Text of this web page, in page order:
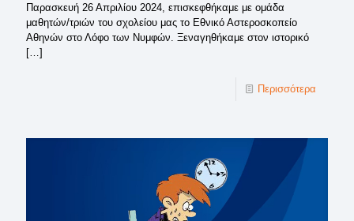
Παρασκευή 26 Απριλίου 2024, επισκεφθήκαμε με ομάδα
μαθητών/τριών του σχολείου μας το Εθνικό Αστεροσκοπείο
Αθηνών στο Λόφο των Νυμφών. Ξεναγηθήκαμε στον ιστορικό
[…]
Περισσότερα